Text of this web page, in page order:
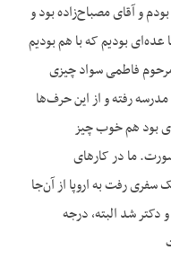
و آقای مصباح‌زاده بود و
بودیم که با هم بودیم
فاطمی سواد چیزی
رفته و از این حرف‌ها
بود هم خوب چیز
ما در کارهای
سفری رفت به اروپا از آن‌جا
شد البته، درجه